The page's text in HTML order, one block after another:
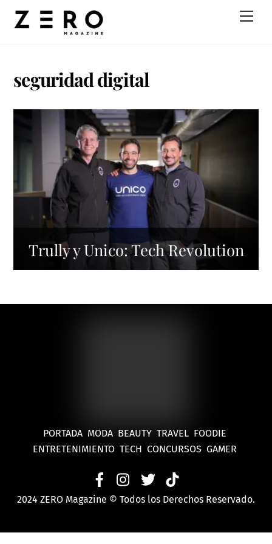
seguridad digital
Trully y Unico: Tech Revolution
PORTADA MODA BEAUTY TRAVEL FOODIE
ENTRETENIMIENTO TECH CONCURSOS GAMER
2024 ZERO Magazine © Todos los Derechos Reservado.